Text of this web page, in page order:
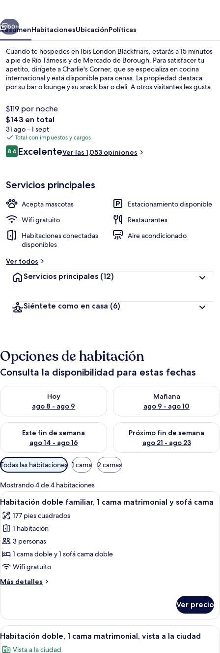
Siguiente
50+
ResumenHabitacionesUbicaciónPolíticas
Cuando te hospedes en Ibis London Blackfriars, estarás a 15 minutos
a pie de Río Támesis y de Mercado de Borough. Para satisfacer tu
apetito, dirígete a Charlie's Corner, que se especializa en cocina
internacional y está disponible para cenas. La propiedad destaca
por su bar o lounge y su snack bar o deli. A otros visitantes les gusta
distancia a pie de algunas opciones de transporte público: Estación
de metro Southwark está a 2 minutos y Estación de metro Blackfriars
está a 10 minutos.
$119 por noche
El
precio
total
es
de
$143 en total
31 ago - 1 sept
Total con impuestos y cargos
Opiniones
8.68.6 de 10,
ExcelenteVer las 1,053 opiniones
Servicios principales
Acepta mascotas
Estacionamiento disponible
Wifi gratuito
Restaurantes
Habitaciones conectadas
disponibles
Aire acondicionado
Ver todos
Servicios principales (12)
Siéntete como en casa (6)
Opciones de habitación
Consulta la disponibilidad para estas fechas
Hoy
ago 8 - ago 9
Consulta la disponibilidad para hoy ago 8 - ago 9
Mañana
ago 9 - ago 10
Consulta la disponibilidad
Este fin de semana
ago 14 - ago 16
Consulta la disponibilidad para este fin de semana ago 14 -
Próximo fin de semana
ago 21 - ago 23
Consulta la disponibilidad
Filtros
disponibles
para
las
habitaciones
Todas las habitaciones 1 cama 2 camas
Mostrando 4 de 4 habitaciones
Abrir
todas
las
fotos
de
Habitación
doble
1
y
sofá
cama
Una habitación de hotel con una
7
Habitación doble familiar, 1 cama matrimonial y sofá cama
177 pies cuadrados
1 habitación
3 personas
1 cama doble y 1 sofá cama doble
Wifi gratuito
Más detalles
Más
doble
familiar,
1
Ver precio
Abrir
todas
Habitación de hotel con cama,
10
Habitación doble, 1 cama matrimonial, vista a la ciudad
Vista a la ciudad